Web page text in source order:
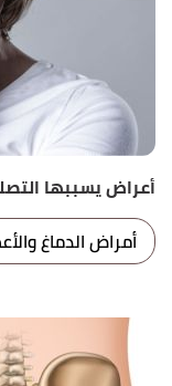
أعراض يسببها
أمراض الدماغ